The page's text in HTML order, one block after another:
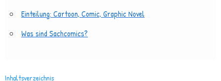
Einteilung: Cartoon, Comic, Graphic Novel
Was sind Sachcomics?
Inhaltsverzeichnis